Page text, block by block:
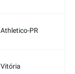
Athletico-PR
Vitória